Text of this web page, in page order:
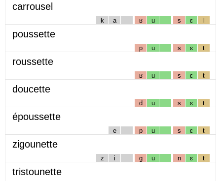
carrousel
k a ʁ u s ɛ l
poussette
p u s ɛ t
roussette
ʁ u s ɛ t
doucette
d u s ɛ t
époussette
e p u s ɛ t
zigounette
z i g u n ɛ t
tristounette